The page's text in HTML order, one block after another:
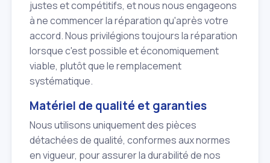
justes et compétitifs, et nous nous engageons
à ne commencer la réparation qu'après votre
accord. Nous privilégions toujours la réparation
lorsque c'est possible et économiquement
viable, plutôt que le remplacement
systématique.
Matériel de qualité et garanties
Nous utilisons uniquement des pièces
détachées de qualité, conformes aux normes
en vigueur, pour assurer la durabilité de nos